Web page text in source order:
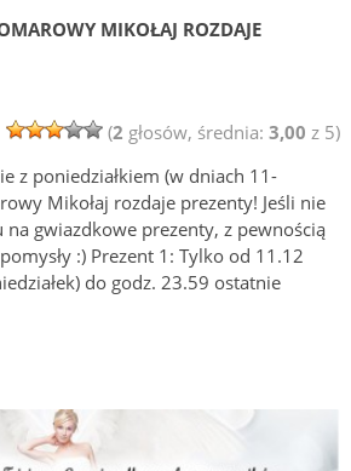
MIKOŁAJ ROZDAJE
(2 głosów, średnia: 3,00 z 5)
z poniedziałkiem (w dniach 11-
Mikołaj rozdaje prezenty! Jeśli nie
na gwiazdkowe prezenty, z pewnością
:) Prezent 1: Tylko od 11.12
do godz. 23.59 ostatnie